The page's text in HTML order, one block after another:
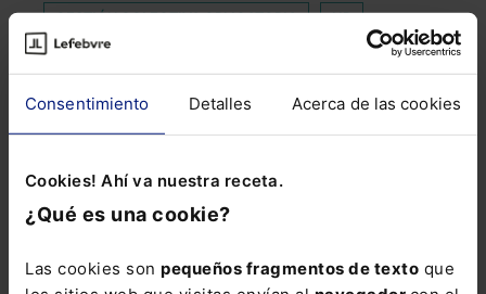
Consentimiento Detalles Acerca de las cookies
Cookies! Ahí va nuestra receta.
¿Qué es una cookie?
Las cookies son pequeños fragmentos de texto que
GESTIÓN COLECTIVA OBLIGATORIA HP
IMÁGENES PERSONALES
INFORMACIÓN JURÍDICA
JUNTA ELECTORAL CENTRAL LEY EUROPEA DE IA
MOROSOS NACION PEONADA
POLÍTICA FISCAL PRECISIONES